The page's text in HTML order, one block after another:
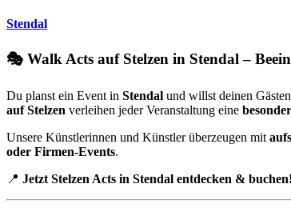
Stendal
🎭 Walk Acts auf Stelzen in Stendal –
Du planst ein Event in Stendal und willst deinen
auf Stelzen verleihen jeder Veranstaltung eine
Unsere Künstlerinnen und Künstler überzeugen mit
oder Firmen-Events.
📍 Jetzt Stelzen Acts in Stendal entdecken & buchen!